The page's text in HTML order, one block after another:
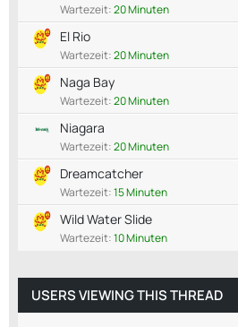
Wartezeit:20 Minuten
El Rio
Wartezeit:20 Minuten
Naga Bay
Wartezeit:20 Minuten
Niagara
Wartezeit:20 Minuten
Dreamcatcher
Wartezeit:15 Minuten
Wild Water Slide
Wartezeit:10 Minuten
USERS VIEWING THIS THREAD